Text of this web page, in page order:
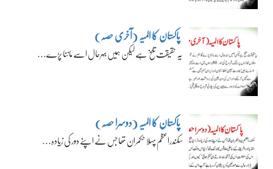
پاکستان کا المیہ (آخری حصہ)
یہ حقیقت تلخ ہے لیکن ہمیں بہرحال اسے ماننا پڑے…
پاکستان کا المیہ (دوسرا حصہ)
سکندراعظم پہلا حکمران تھا جس نے اپنے دور کی زیادہ…